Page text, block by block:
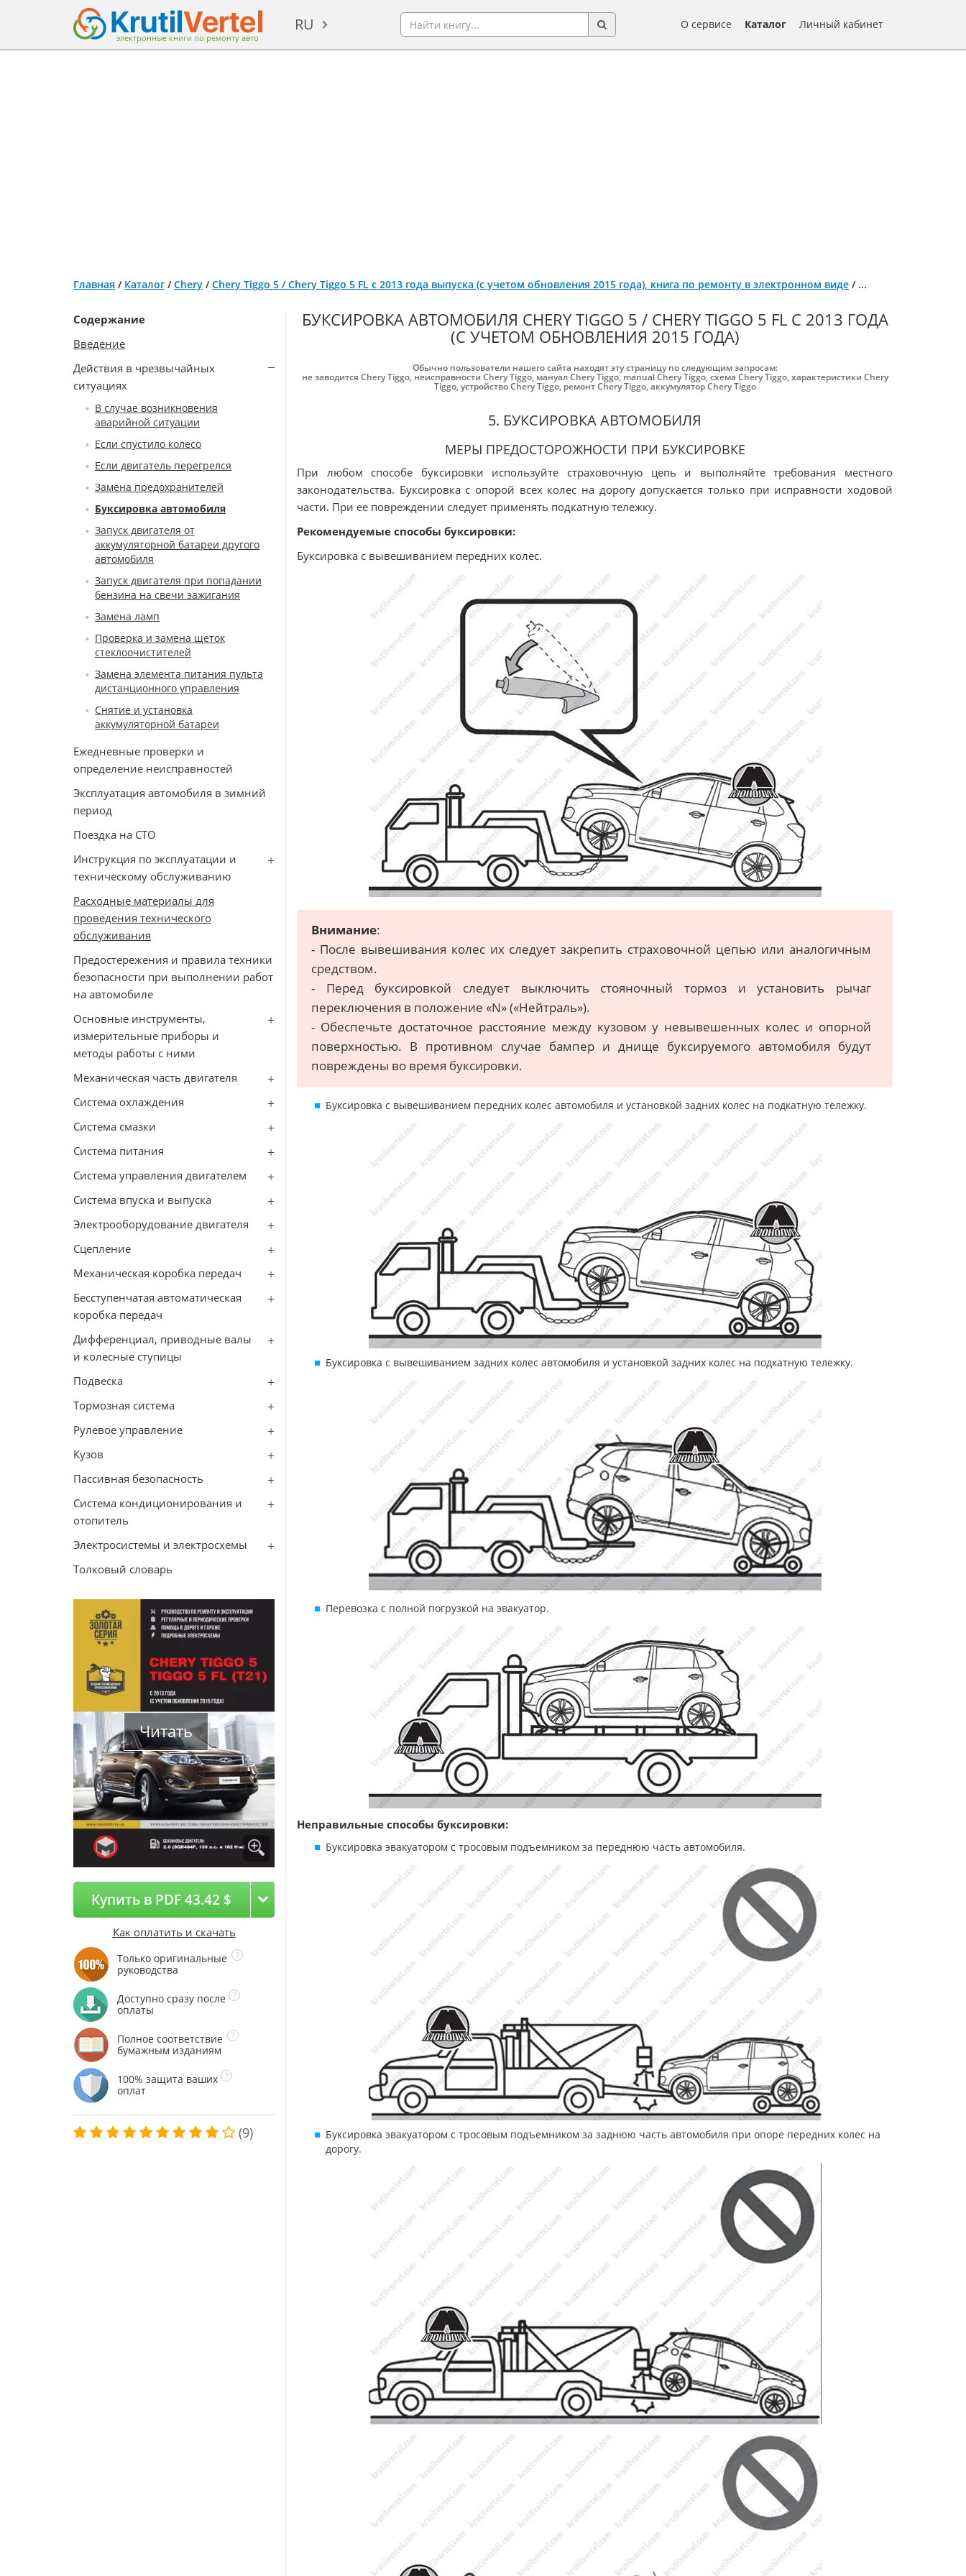
электронные книги по ремонту авто
RU О сервисе Каталог Личный кабинет
Главная / Каталог /Chery /Chery Tiggo 5 / Chery Tiggo 5 FL с 2013 года выпуска (с учетом обновления 2015 года), книга по ремонту в электронном виде / ...
Содержание
Введение
Действия в чрезвычайных
ситуациях
В случае возникновения
аварийной ситуации
Если спустило колесо
Если двигатель перегрелся
Замена предохранителей
Буксировка автомобиля
Запуск двигателя от
аккумуляторной батареи другого
автомобиля
Запуск двигателя при попадании
бензина на свечи зажигания
Замена ламп
Проверка и замена щеток
стеклоочистителей
Замена элемента питания пульта
дистанционного управления
Снятие и установка
аккумуляторной батареи
Ежедневные проверки и
определение неисправностей
Эксплуатация автомобиля в зимний
период
Поездка на СТО
Инструкция по эксплуатации и
техническому обслуживанию
Расходные материалы для
проведения технического
обслуживания
Предостережения и правила техники
безопасности при выполнении работ
на автомобиле
Основные инструменты,
измерительные приборы и
методы работы с ними
Механическая часть двигателя
Система охлаждения
Система смазки
Система питания
Система управления двигателем
Система впуска и выпуска
Электрооборудование двигателя
Сцепление
Механическая коробка передач
Бесступенчатая автоматическая
коробка передач
Дифференциал, приводные валы
и колесные ступицы
Подвеска
Тормозная система
Рулевое управление
Кузов
Пассивная безопасность
Система кондиционирования и
отопитель
Электросистемы и электросхемы
Толковый словарь
Читать
Купить в PDF 43.42 $
Как оплатить и скачать
Только оригинальные
руководства
Доступно сразу после
оплаты
Полное соответствие
бумажным изданиям
100% защита ваших
оплат
(9)
БУКСИРОВКА АВТОМОБИЛЯ CHERY TIGGO 5 / CHERY TIGGO 5 FL С 2013 ГОДА
(С УЧЕТОМ ОБНОВЛЕНИЯ 2015 ГОДА)
Обычно пользователи нашего сайта находят эту страницу по следующим запросам:
не заводится Chery Tiggo, неисправности Chery Tiggo, мануал Chery Tiggo,manual Chery Tiggo,схема Chery Tiggo,характеристики Chery
Tiggo,устройство Chery Tiggo, ремонт Chery Tiggo,аккумулятор Chery Tiggo
5. БУКСИРОВКА АВТОМОБИЛЯ
МЕРЫ ПРЕДОСТОРОЖНОСТИ ПРИ БУКСИРОВКЕ
При любом способе буксировки используйте страховочную цепь и выполняйте требования местного
законодательства. Буксировка с опорой всех колес на дорогу допускается только при исправности ходовой
части. При ее повреждении следует применять подкатную тележку.
Рекомендуемые способы буксировки:
Буксировка с вывешиванием передних колес.
Внимание:
- После вывешивания колес их следует закрепить страховочной цепью или аналогичным
средством.
- Перед буксировкой следует выключить стояночный тормоз и установить рычаг
переключения в положение «N» («Нейтраль»).
- Обеспечьте достаточное расстояние между кузовом у невывешенных колес и опорной
поверхностью. В противном случае бампер и днище буксируемого автомобиля будут
повреждены во время буксировки.
Буксировка с вывешиванием передних колес автомобиля и установкой задних колес на подкатную тележку.
Буксировка с вывешиванием задних колес автомобиля и установкой задних колес на подкатную тележку.
Перевозка с полной погрузкой на эвакуатор.
Неправильные способы буксировки:
Буксировка эвакуатором с тросовым подъемником за переднюю часть автомобиля.
Буксировка эвакуатором с тросовым подъемником за заднюю часть автомобиля при опоре передних колес на
дорогу.